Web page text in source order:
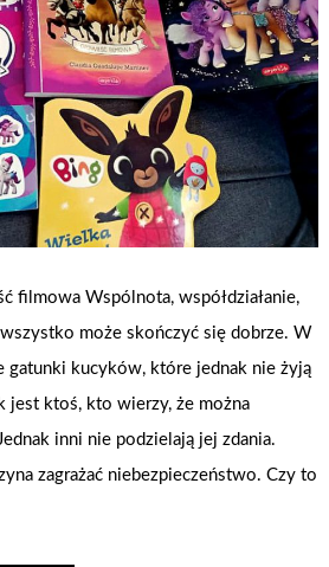
filmowa Wspólnota, współdziałanie,
może skończyć się dobrze. W
gatunki kucyków, które jednak nie żyją
jest ktoś, kto wierzy, że można
inni nie podzielają jej zdania.
zagrażać niebezpieczeństwo. Czy to